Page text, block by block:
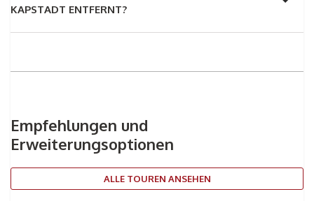
KAPSTADT ENTFERNT?
Empfehlungen und
Erweiterungsoptionen
ALLE TOUREN ANSEHEN